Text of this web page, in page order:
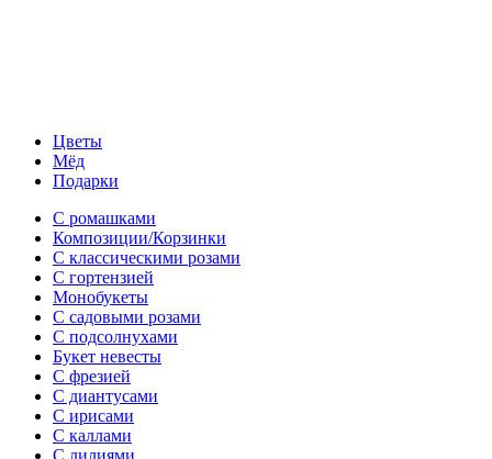
Цветы
Мёд
Подарки
С ромашками
Композиции/Корзинки
С классическими розами
С гортензией
Монобукеты
С садовыми розами
С подсолнухами
Букет невесты
С фрезией
С диантусами
С ирисами
С каллами
C лилиями